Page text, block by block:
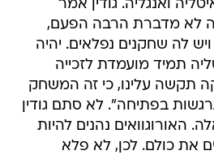
ואנגליה. גודין אמר
לא מדברת הרבה הפעם,
לה שחקנים נפלאים. יהיה
תמיד מועמדת לזכייה
תקשה עלינו, כי זה המשחק
בפתיחה". לא סתם גודין
האורוגוואים נהנים להיות
את כולם. לכן, לא פלא